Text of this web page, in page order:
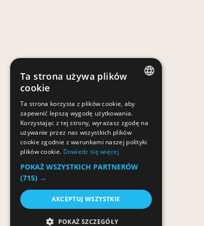
POLISH
Ta strona używa plików
cookie
Ta strona korzysta z plików cookie, aby
zapewnić lepszą wygodę użytkowania.
Korzystając z tej strony, wyrażasz zgodę na
używanie przez nas wszystkich plików
cookie zgodnie z warunkami naszej polityki
plików cookie. Dowiedz się więcej
POKAŻ WSZYSTKICH PARTNERÓW
(715) →
AKCEPTUJ WSZYSTKIE
POKAŻ SZCZEGÓŁY